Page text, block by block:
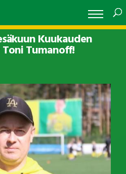
Kuukauden
Tumanoff!